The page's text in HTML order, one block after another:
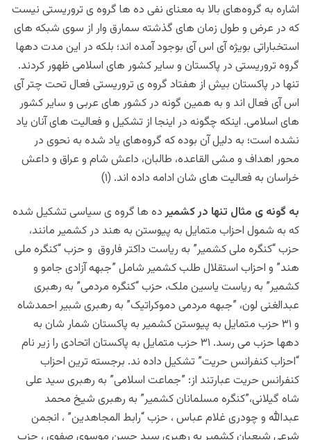
اشاره به گروه‌های بالا به معنای نفی ده ها گروه ی تروریستی نیست
که در عرض و طول زمان های گذشته سمارق وار از سوی شبکه های
استخباراتی بویژه آی اس آی بوجود آمده اند؛ بلکه در این مدت دهها
گروه تروریستی در پاکستان و سایر کشور های اسلامی ظهور کردند.
تنها در پاکستان بیش از هفتاد گروه ی تروریستی فعال تحت چتر آی
اس آی فعال اند و به همین گونه در کشور های عربی و سایر کشور
های اسلامی. اینکه چگونه در اینجا از تشکیل و فعالیت های آنان یاد
نشده است؛ به دلیل آن بوده که گروه‌های یاد شده به نحوی در
محور اهداف و مشی القاعده، طالبان، داعش شام و عراق و داعش
خراسان به فعالیت های شان ادامه داده اند. (۱)
به گونه ی مثال تنها در کشمیرده ها گروه ی سیاسی تشکیل شده
که به شمول احزاب متمایل به پیوستن به هند در کشمیر مانند،
حزب “کنگره ملی کشمیر” به ریاست داکتر فاروق و حزب “کنگره ملی
هند” و احزاب استقلال طلب کشمیر شامل ”جبهه آزادی جامو و
کشمیر” به ریاست یاسین ملک، حزب “کنگره مردمی” به رهبری
عبدالغنی لون، ”جبهه مردمی دموکراتیک” به رهبری شبیر احمدشاه
و ۳۱ حزب متمایل به پیوستن کشمیر به پاکستان شمار شان به
دهها حزب می رسد. ۳۱ حزب متمایل به پاکستان اتحادی را زیر نام
“احزاب کنفرانس حریت” تشکیل داده ند. برجسته ترین احزاب
کنفرانس حریت عبارتند از: ”جماعت اسلامی” به رهبری سید علی
شاه گیلانی،”کنگره مسلمانان کشمیر” به رهبری شیخ محمد
عبدالله و چودری غلام عباس ، حزب “رابط المجاهدین” ، انجمن